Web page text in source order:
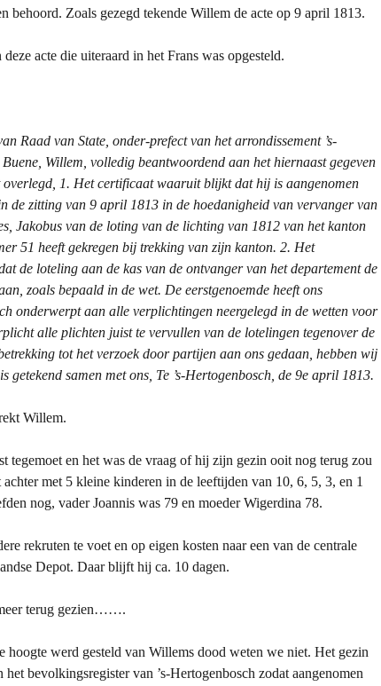
behoord. Zoals gezegd tekende Willem de acte op 9 april 1813.
acte die uiteraard in het Frans was opgesteld.
Raad van State, onder-prefect van het arrondissement ’s-
Willem, volledig beantwoordend aan het hiernaast gegeven
1. Het certificaat waaruit blijkt dat hij is aangenomen
de zitting van 9 april 1813 in de hoedanigheid van vervanger van
Jakobus van de loting van de lichting van 1812 van het kanton
51 heeft gekregen bij trekking van zijn kanton. 2. Het
de loteling aan de kas van de ontvanger van het departement de
zoals bepaald in de wet. De eerstgenoemde heeft ons
onderwerpt aan alle verplichtingen neergelegd in de wetten voor
alle plichten juist te vervullen van de lotelingen tegenover de
tot het verzoek door partijen aan ons gedaan, hebben wij
getekend samen met ons, Te ’s-Hertogenbosch, de 9e april 1813.
Willem.
tegemoet en het was de vraag of hij zijn gezin ooit nog terug zou
met 5 kleine kinderen in de leeftijden van 10, 6, 5, 3, en 1
nog, vader Joannis was 79 en moeder Wigerdina 78.
rekruten te voet en op eigen kosten naar een van de centrale
Depot. Daar blijft hij ca. 10 dagen.
terug gezien…….
hoogte werd gesteld van Willems dood weten we niet. Het gezin
bevolkingsregister van ’s-Hertogenbosch zodat aangenomen